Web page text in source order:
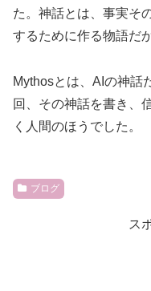
た。神話とは、事実そ
するために作る物語だ
Mythosとは、AIの神話
回、その神話を書き、
く人間のほうでした。
ブログ
ス